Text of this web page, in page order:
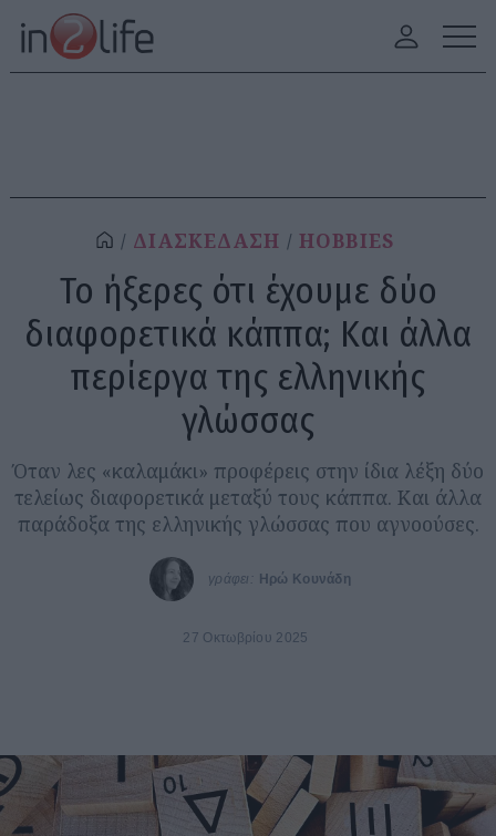
ΔΙΑΣΚΕΔΑΣΗ HOBBIES
Το ήξερες ότι έχουμε δύο
διαφορετικά κάππα; Και άλλα
περίεργα της ελληνικής
γλώσσας
Όταν λες «καλαμάκι» προφέρεις στην ίδια λέξη δύο
τελείως διαφορετικά μεταξύ τους κάππα. Και άλλα
παράδοξα της ελληνικής γλώσσας που αγνοούσες.
γράφει: Ηρώ Κουνάδη
27 Οκτωβρίου 2025